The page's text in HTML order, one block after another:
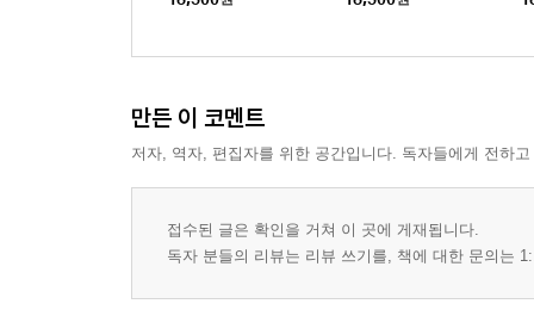
만든 이 코멘트
저자, 역자, 편집자를 위한 공간입니다. 독자들에게 전하
접수된 글은 확인을 거쳐 이 곳에 게재됩니다.
독자 분들의 리뷰는 리뷰 쓰기를, 책에 대한 문의는